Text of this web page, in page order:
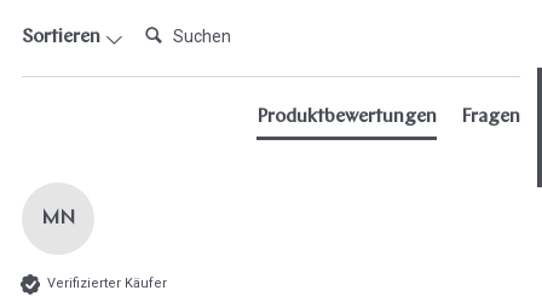
Sortieren
Suchen:
Produktbewertungen Fragen
MN
Verifizierter Käufer
Hast du heute gefunden, was du
Ja sofort Ja mit Umwegen